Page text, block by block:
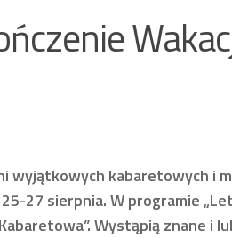
wyjątkowych kabaretowych i
27 sierpnia. W programie
Wystąpią znane i